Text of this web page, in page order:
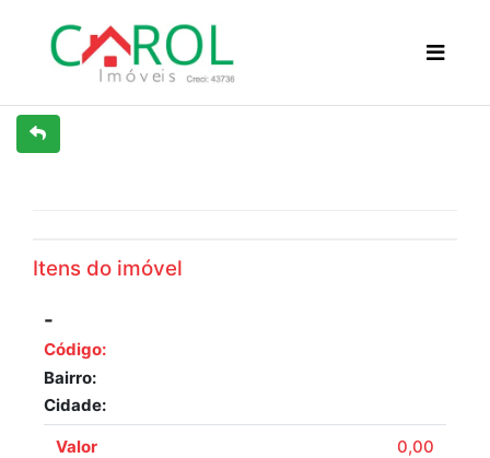
Itens do imóvel
-
Código:
Bairro:
Cidade:
Valor
0,00